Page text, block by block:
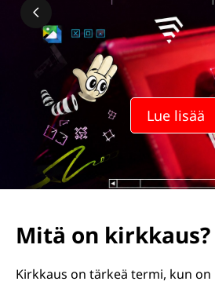
Lue lisää
Mitä on kirkkaus?
Kirkkaus on tärkeä termi, kun